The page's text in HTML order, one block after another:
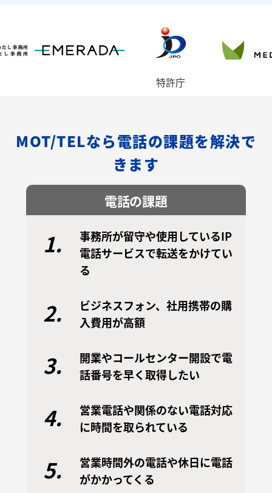
特許庁
MOT/TELなら電話の課題を解決で
きます
電話の課題
1.
事務所が留守や使用しているIP
電話サービスで転送をかけてい
る
2.
ビジネスフォン、社用携帯の購
入費用が高額
3.
開業やコールセンター開設で電
話番号を早く取得したい
4.
営業電話や関係のない電話対応
に時間を取られている
5.
営業時間外の電話や休日に電話
がかかってくる